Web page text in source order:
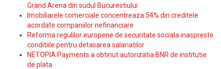
Grand Arena din sudul Bucurestiului
Imobiliarele comerciale concentreaza 54% din creditele
acordate companiilor nefinanciare
Reforma regulilor europene de securitate sociala inaspreste
conditiile pentru detasarea salariatilor
NETOPIA Payments a obtinut autorizatia BNR de institutie
de plata